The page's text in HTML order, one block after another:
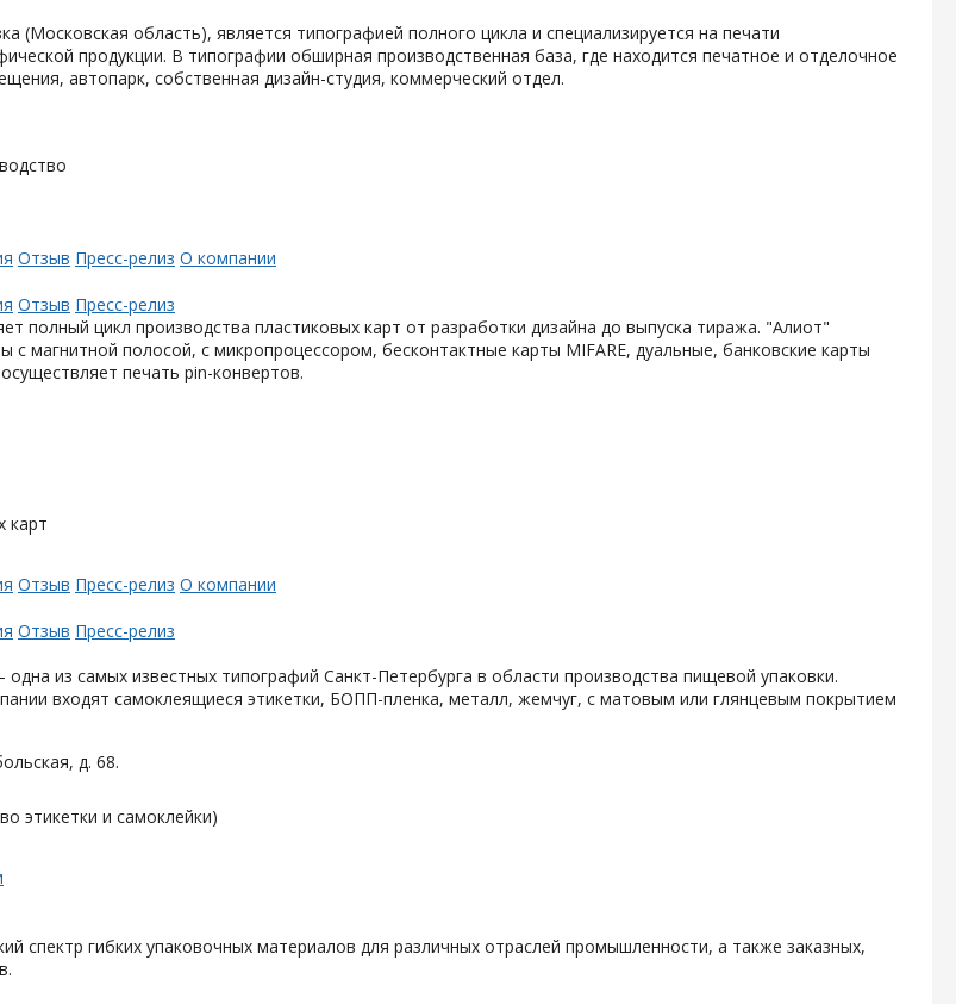
(Московская область), является типографией полного цикла и специализируется на печати
продукции. В типографии обширная производственная база, где находится печатное и отделочное
автопарк, собственная дизайн-студия, коммерческий отдел.
Отзыв Пресс-релиз О компании
Отзыв Пресс-релиз
полный цикл производства пластиковых карт от разработки дизайна до выпуска тиража. "Алиот"
с магнитной полосой, с микропроцессором, бесконтактные карты MIFARE, дуальные, банковские карты
печать pin-конвертов.
карт
Отзыв Пресс-релиз О компании
Отзыв Пресс-релиз
из самых известных типографий Санкт-Петербурга в области производства пищевой упаковки.
входят самоклеящиеся этикетки, БОПП-пленка, металл, жемчуг, с матовым или глянцевым покрытием
д. 68.
этикетки и самоклейки)
спектр гибких упаковочных материалов для различных отраслей промышленности, а также заказных,